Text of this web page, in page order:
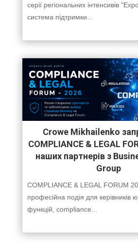
серії регіональних інтенсивів
система підтримки...
Crowe Mikhailenko
COMPLIANCE & LEGAL
наших партнерів з
Group
COMPLIANCE & LEGAL FORUM
професійна подія для керівників
функцій, compliance...